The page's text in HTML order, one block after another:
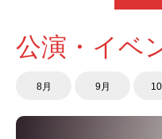
公演・イベ
8月 9月